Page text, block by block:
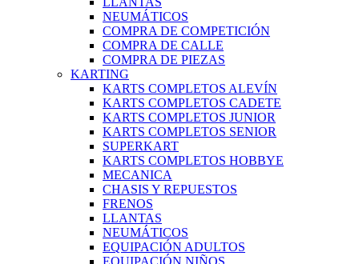
NEUMÁTICOS
COMPRA DE COMPETICIÓN
COMPRA DE CALLE
COMPRA DE PIEZAS
KARTING
KARTS COMPLETOS ALEVÍN
KARTS COMPLETOS CADETE
KARTS COMPLETOS JUNIOR
KARTS COMPLETOS SENIOR
SUPERKART
KARTS COMPLETOS HOBBYE
MECANICA
CHASIS Y REPUESTOS
FRENOS
LLANTAS
NEUMÁTICOS
EQUIPACIÓN ADULTOS
EQUIPACIÓN NIÑOS